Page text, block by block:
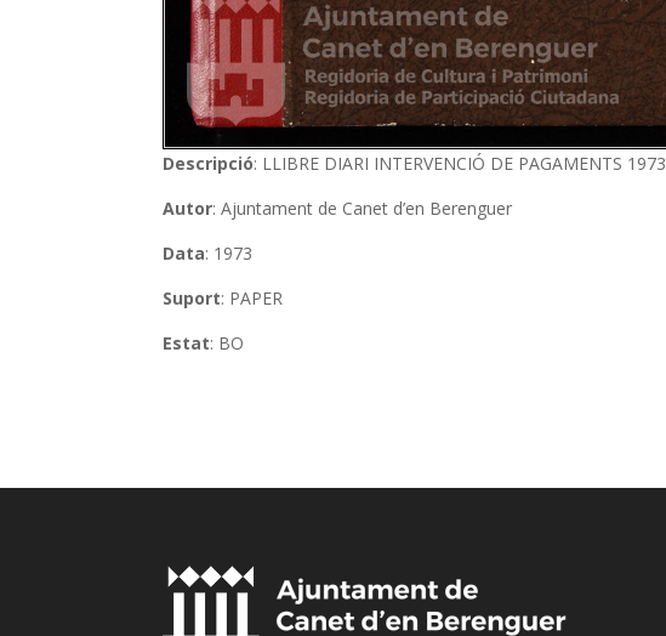
Descripció: LLIBRE DIARI INTERVENCIÓ DE PAGAMENTS 1973
Autor: Ajuntament de Canet d’en Berenguer
Data: 1973
Suport: PAPER
Estat: BO